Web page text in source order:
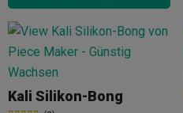
Kali Silikon-Bong